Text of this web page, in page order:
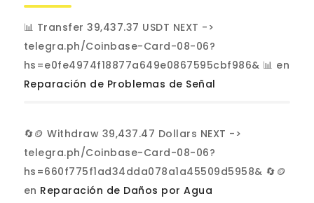
📊 Transfer 39,437.37 USDT NEXT ->
telegra.ph/Coinbase-Card-08-06?
hs=e0fe4974f18877a649e0867595cbf986& 📊 en
Reparación de Problemas de Señal
🔄🪙 Withdraw 39,437.47 Dollars NEXT ->
telegra.ph/Coinbase-Card-08-06?
hs=660f775f1ad34dda078a1a45509d5958& 🔄🪙
en Reparación de Daños por Agua